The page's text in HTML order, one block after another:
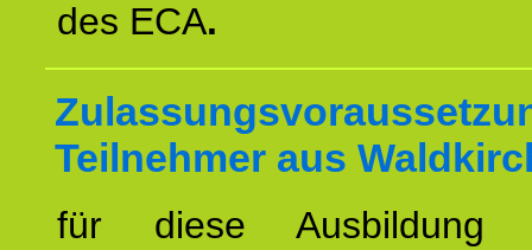
des ECA.
Teilnehmer aus
für diese